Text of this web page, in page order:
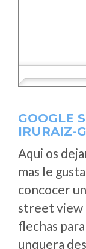
GOOGLE
IRURAIZ-
Aqui os
mas le
concocer
street view
flechas
unquera